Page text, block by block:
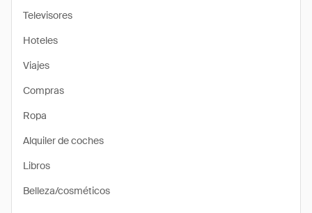
Televisores
Hoteles
Viajes
Compras
Ropa
Alquiler de coches
Libros
Belleza/cosméticos